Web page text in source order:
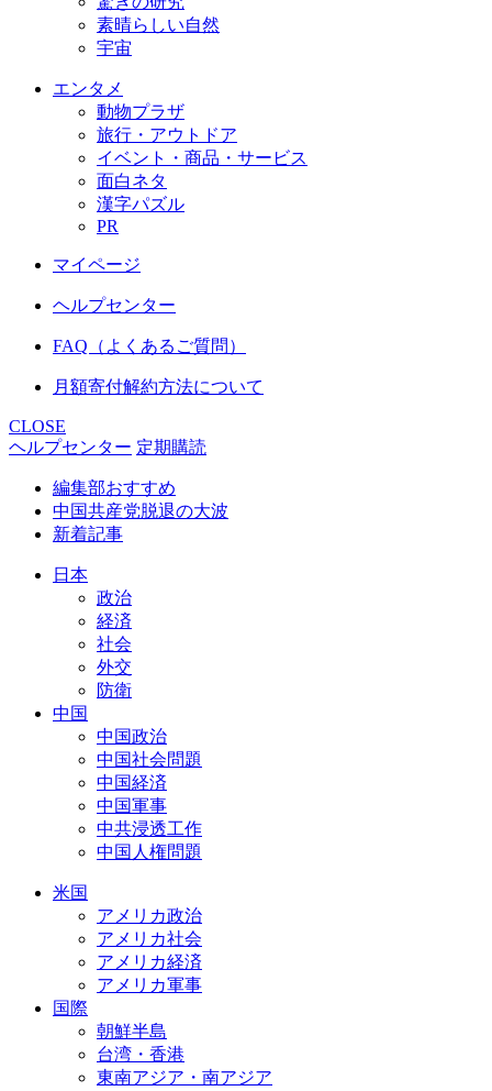
素晴らしい自然
宇宙
エンタメ
動物プラザ
旅行・アウトドア
イベント・商品・サービス
面白ネタ
漢字パズル
PR
マイページ
ヘルプセンター
FAQ（よくあるご質問）
月額寄付解約方法について
CLOSE
ヘルプセンター 定期購読
編集部おすすめ
中国共産党脱退の大波
新着記事
日本
政治
経済
社会
外交
防衛
中国
中国政治
中国社会問題
中国経済
中国軍事
中共浸透工作
中国人権問題
米国
アメリカ政治
アメリカ社会
アメリカ経済
アメリカ軍事
国際
朝鮮半島
台湾・香港
東南アジア・南アジア